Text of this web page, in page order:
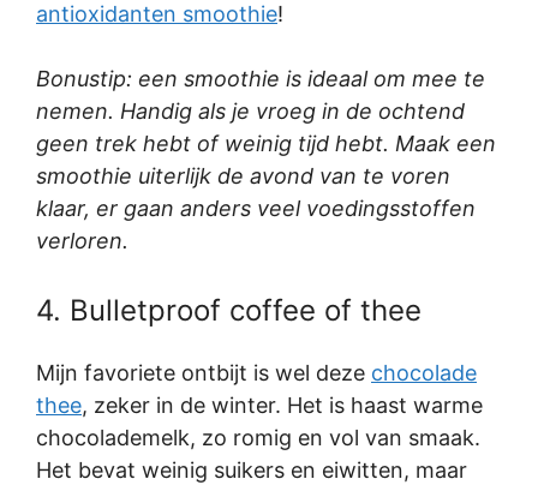
antioxidanten smoothie!
Bonustip: een smoothie is ideaal om mee te
nemen. Handig als je vroeg in de ochtend
geen trek hebt of weinig tijd hebt. Maak een
smoothie uiterlijk de avond van te voren
klaar, er gaan anders veel voedingsstoffen
verloren.
4. Bulletproof coffee of thee
Mijn favoriete ontbijt is wel deze chocolade
thee, zeker in de winter. Het is haast warme
chocolademelk, zo romig en vol van smaak.
Het bevat weinig suikers en eiwitten, maar